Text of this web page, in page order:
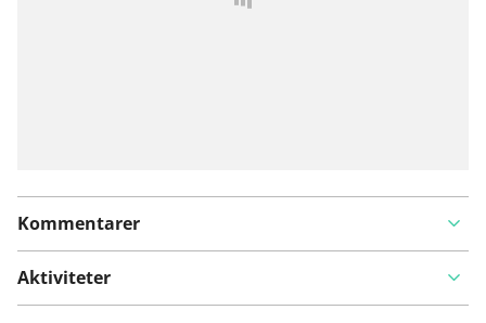
Kommentarer
Aktiviteter